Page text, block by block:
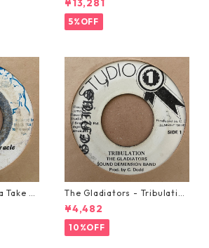
¥13,281
5%OFF
Take A
The Gladiators - Tribulation
【7-21365】
¥4,482
10%OFF